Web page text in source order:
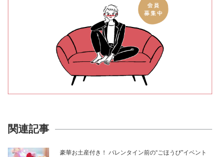
関連記事
豪華お土産付き！ バレンタイン前の“ごほうび”イベント